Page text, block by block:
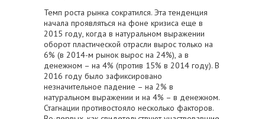
Темп роста рынка сократился. Эта тенденция
начала проявляться на фоне кризиса еще в
2015 году, когда в натуральном выражении
оборот пластической отрасли вырос только на
6% (в 2014-м рынок вырос на 24%), а в
денежном – на 4% (против 15% в 2014 году). В
2016 году было зафиксировано
незначительное падение – на 2% в
натуральном выражении и на 4% – в денежном.
Стагнации противостояло несколько факторов.